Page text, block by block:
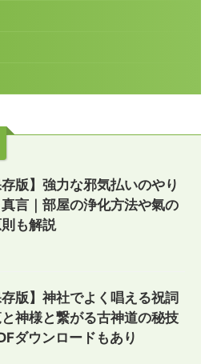
存版】強力な邪気払いのやり
言｜部屋の浄化方法や氣の
も解説
存版】神社でよく唱える祝詞
神様と繋がる古神道の秘技
ダウンロードもあり